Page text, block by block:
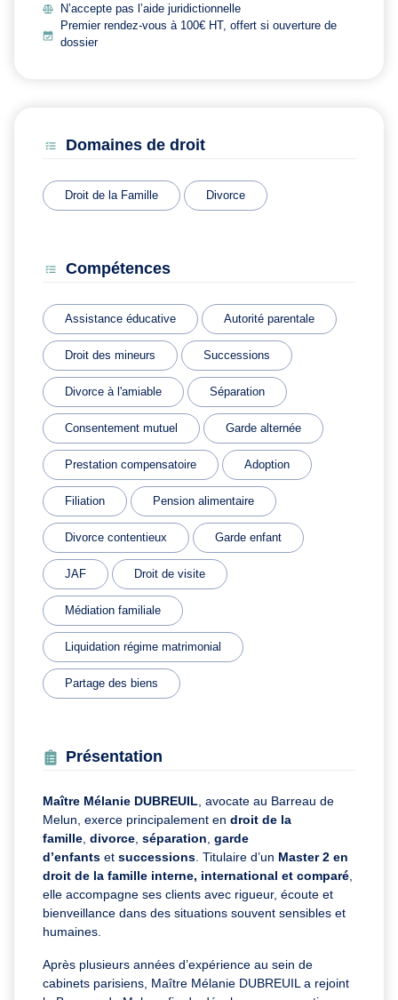
N’accepte pas l’aide juridictionnelle
Premier rendez-vous à 100€ HT, offert si ouverture de
dossier
Domaines de droit
Droit de la Famille Divorce
Compétences
Assistance éducative Autorité parentale
Droit des mineurs Successions
Divorce à l'amiable Séparation
Consentement mutuel Garde alternée
Prestation compensatoire Adoption
Filiation Pension alimentaire
Divorce contentieux Garde enfant
JAF Droit de visite
Médiation familiale
Liquidation régime matrimonial
Partage des biens
Présentation
Maître Mélanie DUBREUIL, avocate au Barreau de
Melun, exerce principalement en droit de la
famille, divorce, séparation, garde
d’enfants et successions. Titulaire d’un Master 2 en
droit de la famille interne, international et comparé,
elle accompagne ses clients avec rigueur, écoute et
bienveillance dans des situations souvent sensibles et
humaines.
Après plusieurs années d’expérience au sein de
cabinets parisiens, Maître Mélanie DUBREUIL a rejoint